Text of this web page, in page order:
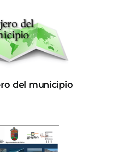
del municipio